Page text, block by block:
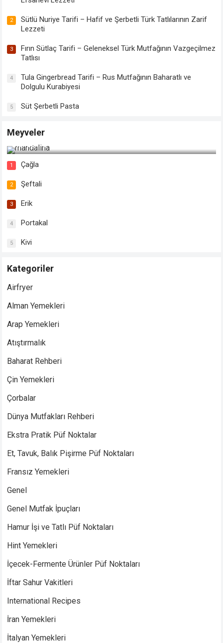
2
Sütlü Nuriye Tarifi – Hafif ve Şerbetli Türk Tatlılarının Zarif
Lezzeti
3
Fırın Sütlaç Tarifi – Geleneksel Türk Mutfağının Vazgeçilmez
Tatlısı
4
Tula Gingerbread Tarifi – Rus Mutfağının Baharatlı ve
Dolgulu Kurabiyesi
5 Süt Şerbetli Pasta
Meyveler
Mandalina
1 Çağla
2 Şeftali
3 Erik
4 Portakal
5 Kivi
Kategoriler
Airfryer
Alman Yemekleri
Arap Yemekleri
Atıştırmalık
Baharat Rehberi
Çin Yemekleri
Çorbalar
Dünya Mutfakları Rehberi
Ekstra Pratik Püf Noktalar
Et, Tavuk, Balık Pişirme Püf Noktaları
Fransız Yemekleri
Genel
Genel Mutfak İpuçları
Hamur İşi ve Tatlı Püf Noktaları
Hint Yemekleri
İçecek-Fermente Ürünler Püf Noktaları
İftar Sahur Vakitleri
International Recipes
İran Yemekleri
İtalyan Yemekleri